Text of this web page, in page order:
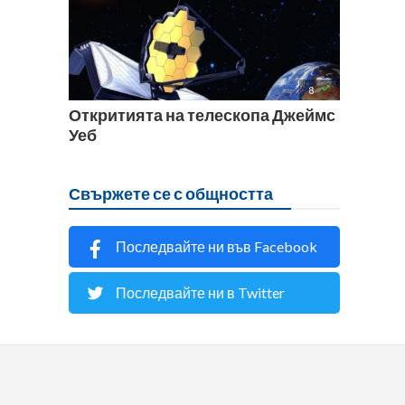
8 
Откритията на телескопа Джеймс
Уеб
Свържете се с общността
Последвайте ни във Facebook
Последвайте ни в Twitter